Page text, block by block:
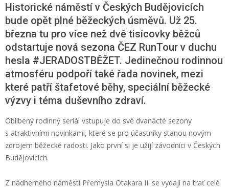
Historické náměstí v Českých Budějovicích
bude opět plné běžeckých úsměvů. Už 25.
března tu pro více než dvě tisícovky běžců
odstartuje nová sezona ČEZ RunTour v duchu
hesla #JERADOSTBĚŽET. Jedinečnou rodinnou
atmosféru podpoří také řada novinek, mezi
které patří štafetové běhy, speciální běžecké
výzvy i téma duševního zdraví.
Oblíbený rodinný seriál vstupuje do své dvanácté sezony
s atraktivními novinkami, které se pro účastníky stanou novým
zdrojem běžecké radosti. Jako první si je užijí závodníci v Českých
Budějovicích.
Z nádherného náměstí Přemysla Otakara II. se vydají na trať celé